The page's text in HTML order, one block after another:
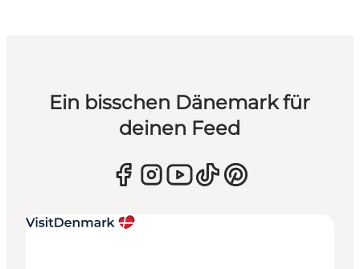
Ein bisschen Dänemark für
deinen Feed